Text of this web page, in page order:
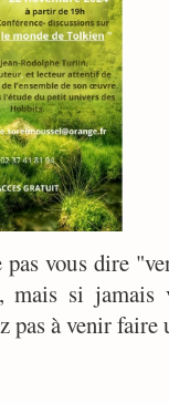
pas vous dire
mais si jamais
pas à venir faire